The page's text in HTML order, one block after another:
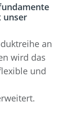
unser
an
wird das
und